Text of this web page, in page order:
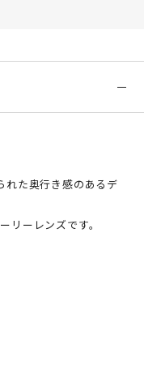
れた奥行き感のあるデ
リーレンズです。